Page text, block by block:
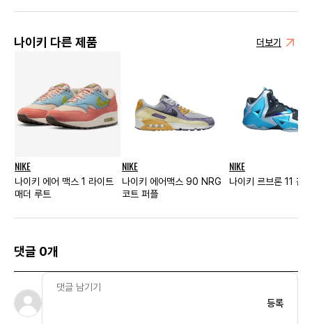
나이키 다른 제품 더보기
NIKE
나이키 에어 맥스 1 라이트
매더 루트
NIKE
나이키 에어맥스 90 NRG
코트 퍼플
NIKE
나이키 르브론 11 감
댓글 0개
등록